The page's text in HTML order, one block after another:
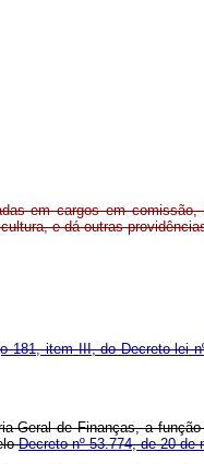
em cargos em
e dá outras
181, item III, do Decreto-lei
Geral de Finanças, a
Decreto nº 53.774, de 20 de